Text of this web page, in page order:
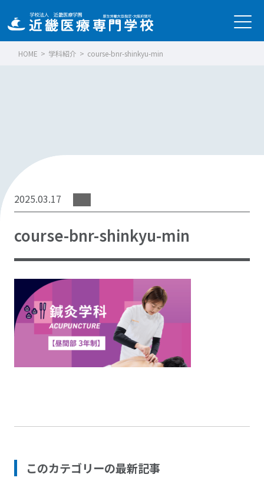
HOME > 学科紹介 > course-bnr-shinkyu-min
2025.03.17
course-bnr-shinkyu-min
このカテゴリーの最新記事